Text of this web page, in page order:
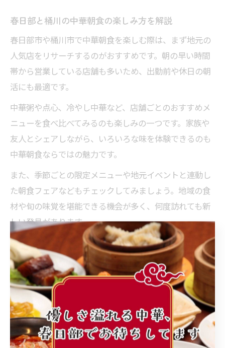
春日部と桶川の中華朝食の楽しみ方を解説
春日部市や桶川市で中華朝食を楽しむ際は、まず地元の
人気店をリサーチするのがおすすめです。朝の早い時間
帯から営業している店舗も多いため、出勤前や休日の朝
活にも最適です。
中華粥や点心、冷やし中華など、店舗ごとのおすすめメ
ニューを食べ比べてみるのも楽しみの一つです。家族や
友人とシェアしながら、いろいろな味を体験できるのも
中華朝食ならではの魅力です。
また、季節ごとの限定メニューや地元イベントと連動し
た朝食フェアなどもチェックしてみましょう。地域の食
材や旬の味覚を堪能できる機会が多く、何度訪れても新
しい発見があります。
中華を通じて感じる春日部と桶川の温かさ
中華朝食を通じて感じる春日部市や桶川市の魅力は、地
域の人々の温かさやおもてなしの心にあります。店舗ス
タッフとの何気ない会話や、常連客同士の交流から、地
元ならではの人間関係が生まれています。
こうした雰囲気は、初めて訪れる人にも安心感を与え、